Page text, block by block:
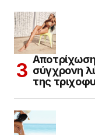
σύγχρονη
της